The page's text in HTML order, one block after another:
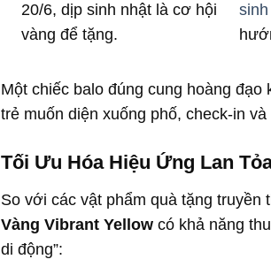
20/6, dịp sinh nhật là cơ hội
vàng để tặng.
Một chiếc balo đúng cung hoàng
trẻ muốn diện xuống phố, check-in
Tối Ưu Hóa Hiệu Ứng Lan
So với các vật phẩm quà tặng truyền
Vàng Vibrant Yellowcó khả năng
di động”: